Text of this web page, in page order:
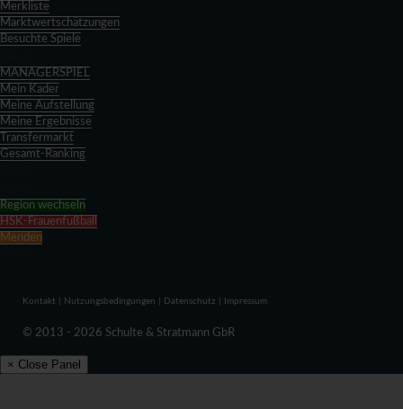
Merkliste
Marktwertschätzungen
Besuchte Spiele
MANAGERSPIEL
Mein Kader
Meine Aufstellung
Meine Ergebnisse
Transfermarkt
Gesamt-Ranking
Region wechseln
HSK-Frauenfußball
Menden
Kontakt Nutzungsbedingungen Datenschutz Impressum
© 2013 - 2026 Schulte & Stratmann GbR
× Close Panel